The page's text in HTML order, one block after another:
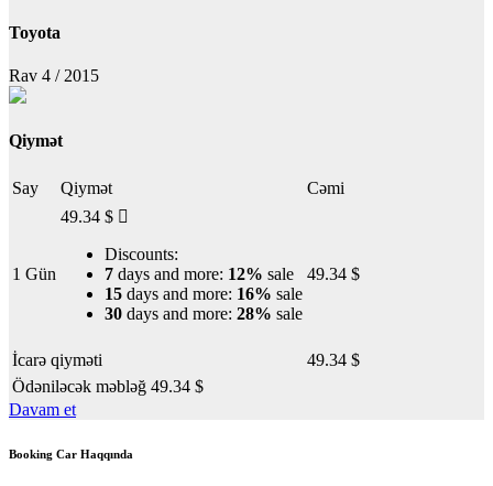
Toyota
Rav 4 / 2015
Qiymət
Say Qiymət Cəmi
1 Gün
49.34 $
Discounts:
7 days and more: 12% sale
15 days and more: 16% sale
30 days and more: 28% sale
49.34 $
İcarə qiyməti 49.34 $
Ödəniləcək məbləğ 49.34 $
Davam et
Booking Car Haqqında